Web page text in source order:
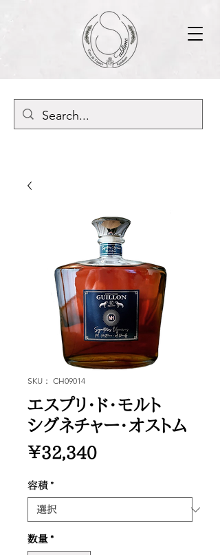
SKU： CH09014
エスプリ・ド・モルト
シグネチャー・オストム
￥32,340価
容積 *
数量 *